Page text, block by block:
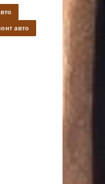
авто